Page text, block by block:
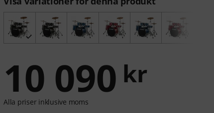
10 090 kr
Alla priser inklusive moms